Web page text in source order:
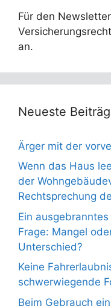
Für den
an.
Neueste
Ärger mit der
Wenn das Haus
der
Rechtsprechung
Ein
Frage: Mangel
Unterschied?
Keine
schwerwiegende
Beim Gebrauch